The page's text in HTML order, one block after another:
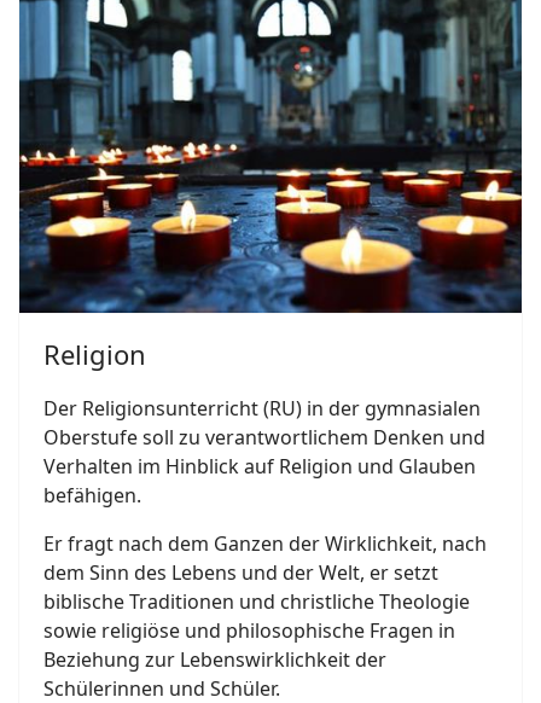
Religion
Der Religionsunterricht (RU) in der gymnasialen
Oberstufe soll zu verantwortlichem Denken und
Verhalten im Hinblick auf Religion und Glauben
befähigen.
Er fragt nach dem Ganzen der Wirklichkeit, nach
dem Sinn des Lebens und der Welt, er setzt
biblische Traditionen und christliche Theologie
sowie religiöse und philosophische Fragen in
Beziehung zur Lebenswirklichkeit der
Schülerinnen und Schüler.